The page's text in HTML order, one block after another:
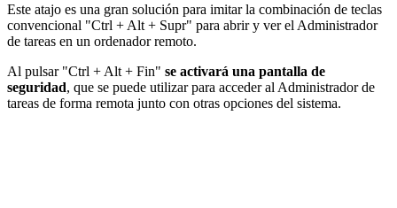
Este atajo es una gran solución para imitar la combinación de teclas
convencional "Ctrl + Alt + Supr" para abrir y ver el Administrador
de tareas en un ordenador remoto.
Al pulsar "Ctrl + Alt + Fin" se activará una pantalla de
seguridad, que se puede utilizar para acceder al Administrador de
tareas de forma remota junto con otras opciones del sistema.